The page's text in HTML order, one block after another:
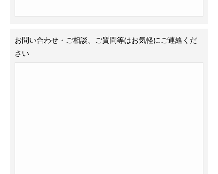
お問い合わせ・ご相談、ご質問等はお気軽にご連絡くだ
さい